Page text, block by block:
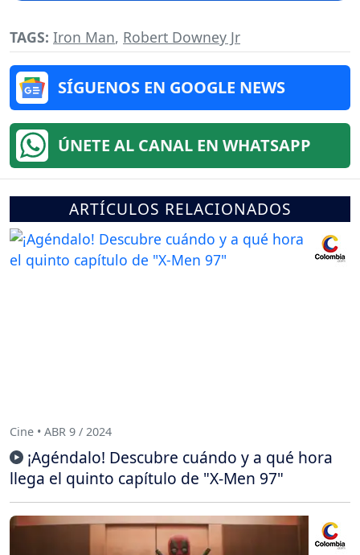
TAGS: Iron Man, Robert Downey Jr
SÍGUENOS EN GOOGLE NEWS
ÚNETE AL CANAL EN WHATSAPP
ARTÍCULOS RELACIONADOS
Cine • ABR 9 / 2024
¡Agéndalo! Descubre cuándo y a qué hora
llega el quinto capítulo de "X-Men 97"